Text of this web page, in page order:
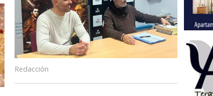
Redacción